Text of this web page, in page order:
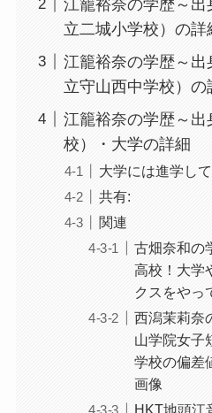
江籠裕奈の学歴～
立二城小学校）の詳
江籠裕奈の学歴～
立守山西中学校）の
江籠裕奈の学歴～出
校）・大学の詳細
大学には進学し
共有:
関連
古畑奈和の
高校！大学
クスをやっ
西潟茉莉奈
山学院女子
学校の偏差
画像
HKT地頭江